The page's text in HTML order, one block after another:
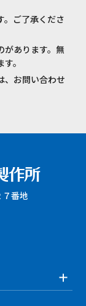
ご了承くださ
あります。無
。
、お問い合わせ
番地